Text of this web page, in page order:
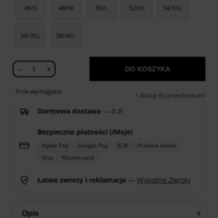
46/S 48/M 50/L 52/XL 54/XXL
56/3XL 58/4XL
- + DO KOSZYKA
dodaj do przechowalni
- Pole wymagane
Darmowa dostawa — 0 zł
Bezpieczne płatności (iMoje)
Apple Pay Google Pay BLIK
Przelew online
Visa
Mastercard
Łatwe zwroty i reklamacje Wygodne Zwroty
Opis